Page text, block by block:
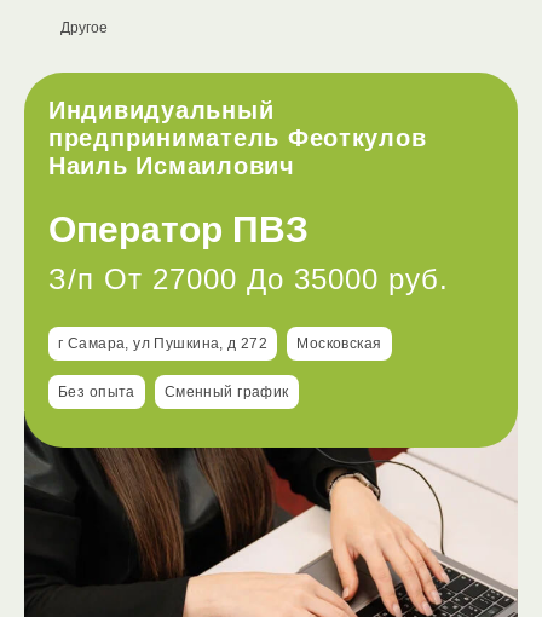
Индивидуальный
предприниматель Феоткулов
Наиль Исмаилович
Другое
Оператор ПВЗ
З/п От 27000 До 35000 руб.
г Самара, ул Пушкина, д 272 Московская
Без опыта Сменный график